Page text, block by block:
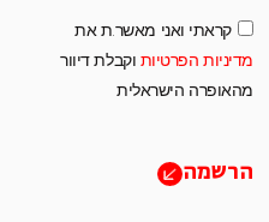
קראתי ואני מאשר.ת את
מדיניות הפרטיות וקבלת דיוור
מהאופרה הישראלית
הרשמה